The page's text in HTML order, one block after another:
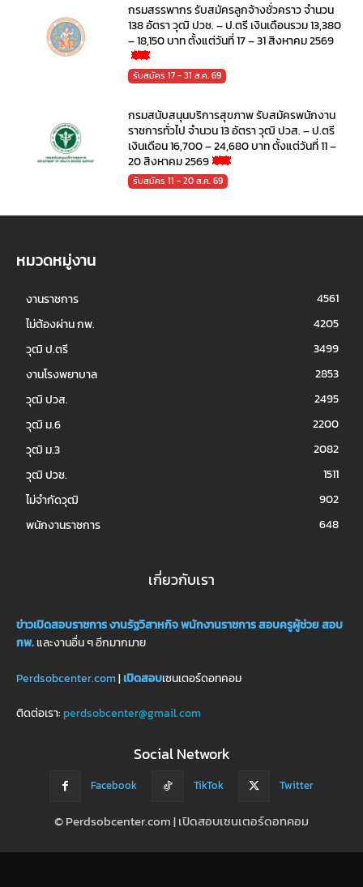
กรมสรรพากร รับสมัครลูกจ้างชั่วคราว จำนวน
138 อัตรา วุฒิ ปวช. – ป.ตรี เงินเดือนรวม 13,380
– 18,150 บาท ตั้งแต่วันที่ 17 – 31 สิงหาคม 2569
รับสมัคร 17 - 31 ส.ค. 69
กรมสนับสนุนบริการสุขภาพ รับสมัครพนักงาน
ราชการทั่วไป จำนวน 13 อัตรา วุฒิ ปวส. – ป.ตรี
เงินเดือน 16,700 – 24,680 บาท ตั้งแต่วันที่ 11 –
20 สิงหาคม 2569
รับสมัคร 11 - 20 ส.ค. 69
หมวดหมู่งาน
งานราชการ
4561
ไม่ต้องผ่าน กพ.
4205
วุฒิ ป.ตรี
3499
งานโรงพยาบาล
2853
วุฒิ ปวส.
2495
วุฒิ ม.6
2200
วุฒิ ม.3
2082
วุฒิ ปวช.
1511
ไม่จำกัดวุฒิ
902
พนักงานราชการ
648
เกี่ยวกับเรา
ข่าวเปิดสอบราชการงานรัฐวิสาหกิจพนักงานราชการสอบครูผู้ช่วยสอบ
กพ.และงานอื่น ๆ อีกมากมาย
Perdsobcenter.com|เปิดสอบเซนเตอร์ดอทคอม
ติดต่อเรา: perdsobcenter@gmail.com
Social Network
Facebook TikTok Twitter
© Perdsobcenter.com | เปิดสอบเซนเตอร์ดอทคอม